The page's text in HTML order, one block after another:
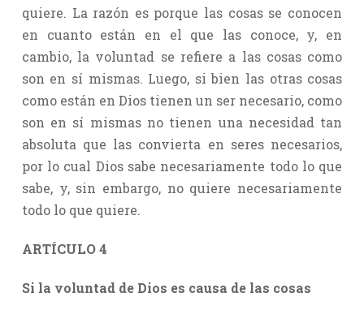
quiere. La razón es porque las cosas se conocen
en cuanto están en el que las conoce, y, en
cambio, la voluntad se refiere a las cosas como
son en sí mismas. Luego, si bien las otras cosas
como están en Dios tienen un ser necesario, como
son en sí mismas no tienen una necesidad tan
absoluta que las convierta en seres necesarios,
por lo cual Dios sabe necesariamente todo lo que
sabe, y, sin embargo, no quiere necesariamente
todo lo que quiere.
ARTÍCULO 4
Si la voluntad de Dios es causa de las cosas